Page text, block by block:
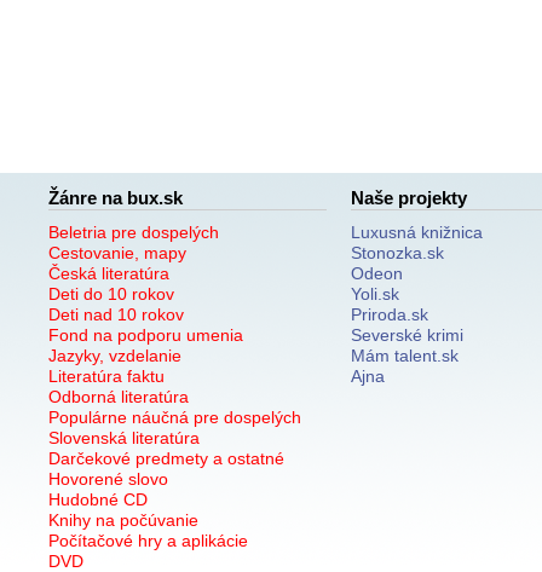
Žánre na bux.sk
Beletria pre dospelých
Cestovanie, mapy
Česká literatúra
Deti do 10 rokov
Deti nad 10 rokov
Fond na podporu umenia
Jazyky, vzdelanie
Literatúra faktu
Odborná literatúra
Populárne náučná pre dospelých
Slovenská literatúra
Darčekové predmety a ostatné
Hovorené slovo
Hudobné CD
Knihy na počúvanie
Počítačové hry a aplikácie
DVD
Naše projekty
Luxusná knižnica
Stonozka.sk
Odeon
Yoli.sk
Priroda.sk
Severské krimi
Mám talent.sk
Ajna